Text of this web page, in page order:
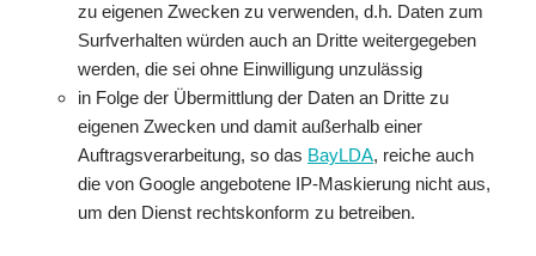
zu eigenen Zwecken zu verwenden, d.h. Daten zum
Surfverhalten würden auch an Dritte weitergegeben
werden, die sei ohne Einwilligung unzulässig
in Folge der Übermittlung der Daten an Dritte zu
eigenen Zwecken und damit außerhalb einer
Auftragsverarbeitung, so das BayLDA, reiche auch
die von Google angebotene IP-Maskierung nicht aus,
um den Dienst rechtskonform zu betreiben.